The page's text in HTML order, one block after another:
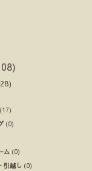
(17)
(0)
ム (0)
引越し (0)